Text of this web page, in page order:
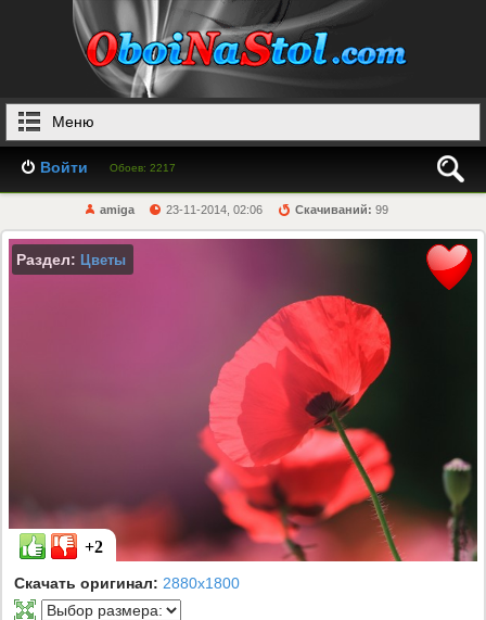
Меню
Войти Обоев: 2217
amiga 23-11-2014, 02:06 Скачиваний: 99
Раздел: Цветы
+2
Скачать оригинал: 2880x1800